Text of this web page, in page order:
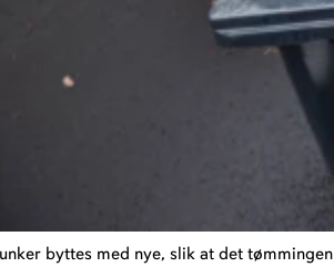
byttes med nye, slik at det